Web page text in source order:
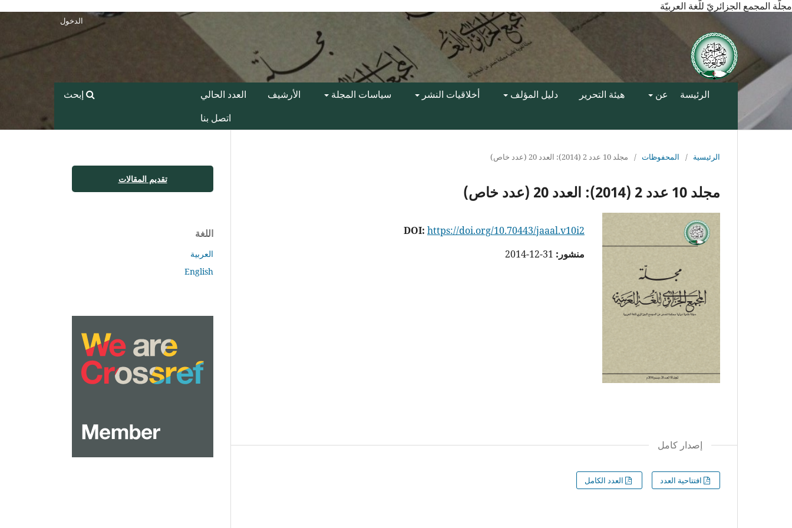
مجلّة المجمع الجزائريّ للّغة العربيّة
الرئيسة عن هيئة التحرير دليل المؤلف أخلاقيات النشر سياسات المجلة الأرشيف
العدد الحالي
اتصل بنا
إبحث
الدخول
الرئيسية / المحفوظات / مجلد 10 عدد 2 (2014): العدد 20 (عدد خاص)
مجلد 10 عدد 2 (2014): العدد 20 (عدد خاص)
DOI: https://doi.org/10.70443/jaaal.v10i2
منشور: 31-12-2014
إصدار كامل
افتتاحية العدد العدد الكامل
تقديم المقالات
اللغة
العربية
English